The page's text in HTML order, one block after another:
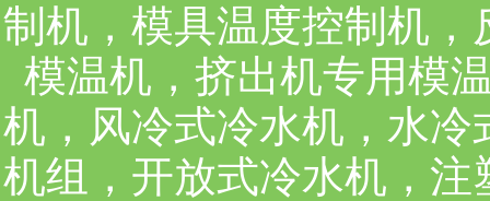
制机，模具温度控制机
模温机，挤出机专用模
机，风冷式冷水机，水
机组，开放式冷水机，